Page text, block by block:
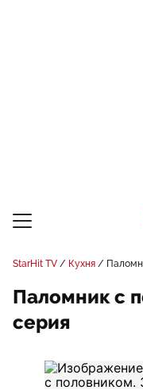
StarHit TV Кухня
Паломник с
серия